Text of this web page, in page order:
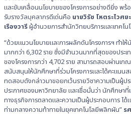
และขับเคลื่อนนโยบายของโครงการอย่างดียิ่ง พ
รับรางวัลบุคลากรดีเด่นคือ นายวิรัช โหตระไวศยะ
เรืองวารีผู้อำนวยการสำนักวิทยบริการและเทคโน
“ด้วยแนวนโยบายและการผลักดันโครงการฯ ทำให้
มากกว่า 6,302 ราย ซึ่งมีจำนวนมากที่สุดของประ
ของโครงการกว่า 4,702 ราย สามารถสอบผ่านเ
สนับสนุนให้นักศึกษาที่ร่วมโครงการและได้คะแนน
ทดสอบดังกล่าวมาขอยกเว้นรายวิชาความเป็นผู้ป
ประกาศของมหาวิทยาลัย และเชื่อมั่นว่า นักศึกษาที่
ทางธุรกิจการตลาดและความเป็นผู้ประกอบการ ไ
ท่ามกลางความท้าทายในยุคเทคโนโลยีพลิกผัน” ร